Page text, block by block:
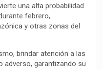
una alta probabilidad
febrero,
y otras zonas del
brindar atención a las
adverso, garantizando su